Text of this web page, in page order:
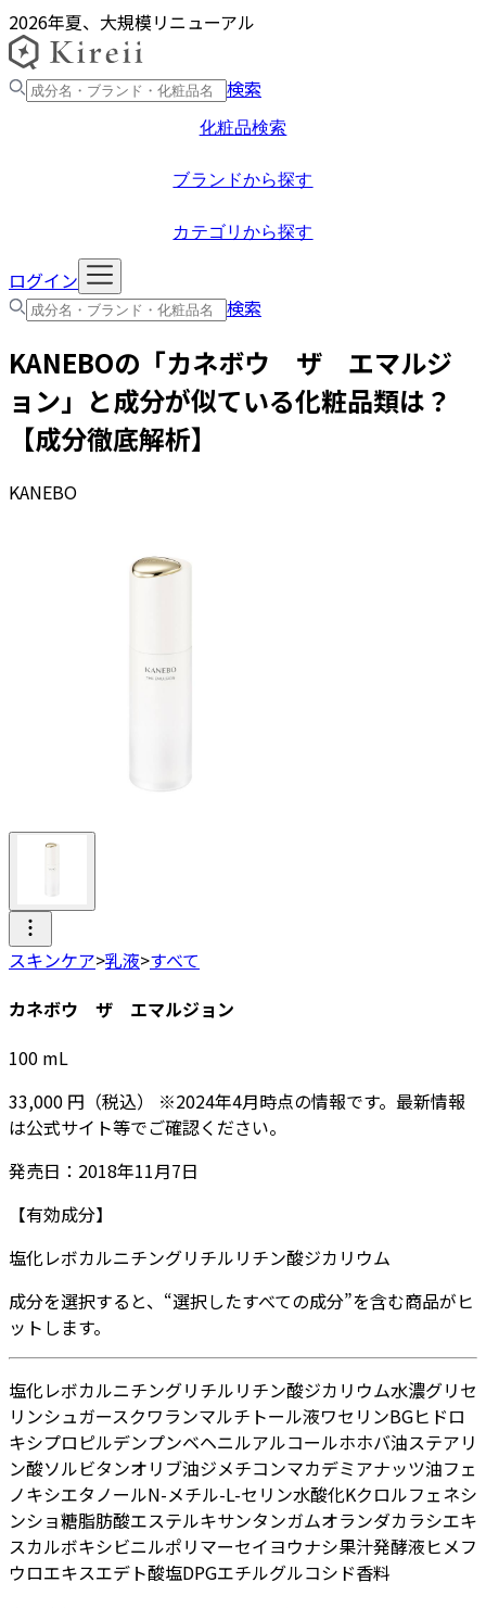
2026年夏、大規模リニューアル
検索
化粧品検索
ブランドから探す
カテゴリから探す
ログイン
検索
KANEBOの「カネボウ ザ エマルジ
ョン 」と成分が似ている化粧品類は？
【成分徹底解析】
KANEBO
スキンケア>乳液>すべて
カネボウ ザ エマルジョン
100 mL
33,000 円 （税込） ※2024年4月時点の情報です。最新情報
は公式サイト等でご確認ください。
発売日： 2018年11月7日
【有効成分】
塩化レボカルニチングリチルリチン酸ジカリウム
成分を選択すると、“選択したすべての成分”を含む商品がヒ
ットします。
塩化レボカルニチングリチルリチン酸ジカリウム水濃グリセ
リンシュガースクワランマルチトール液ワセリンBGヒドロ
キシプロピルデンプンベヘニルアルコールホホバ油ステアリ
ン酸ソルビタンオリブ油ジメチコンマカデミアナッツ油フェ
ノキシエタノールN-メチル-L-セリン水酸化Kクロルフェネシ
ンショ糖脂肪酸エステルキサンタンガムオランダカラシエキ
スカルボキシビニルポリマーセイヨウナシ果汁発酵液ヒメフ
ウロエキスエデト酸塩DPGエチルグルコシド香料